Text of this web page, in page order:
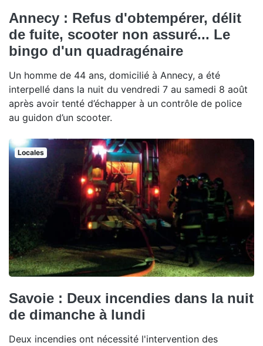
Annecy : Refus d'obtempérer, délit
de fuite, scooter non assuré... Le
bingo d'un quadragénaire
Un homme de 44 ans, domicilié à Annecy, a été
interpellé dans la nuit du vendredi 7 au samedi 8 août
après avoir tenté d’échapper à un contrôle de police
au guidon d’un scooter.
Locales
Savoie : Deux incendies dans la nuit
de dimanche à lundi
Deux incendies ont nécessité l'intervention des